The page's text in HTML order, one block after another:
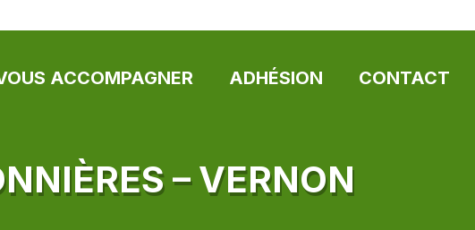
ACCOMPAGNER ADHÉSION CONTACT
– VERNON